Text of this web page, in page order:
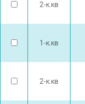
2-к.кв
1-к.кв
2-к.кв